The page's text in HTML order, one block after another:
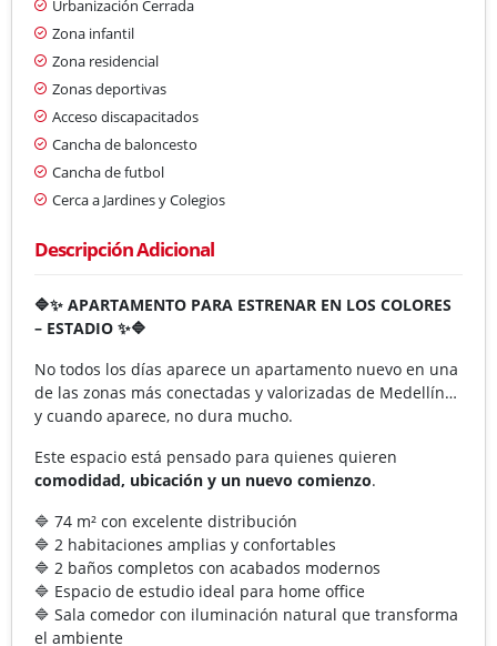
Urbanización Cerrada
Zona infantil
Zona residencial
Zonas deportivas
Acceso discapacitados
Cancha de baloncesto
Cancha de futbol
Cerca a Jardines y Colegios
Descripción Adicional
🔷✨ APARTAMENTO PARA ESTRENAR EN LOS COLORES
– ESTADIO ✨🔷
No todos los días aparece un apartamento nuevo en una
de las zonas más conectadas y valorizadas de Medellín…
y cuando aparece, no dura mucho.
Este espacio está pensado para quienes quieren
comodidad, ubicación y un nuevo comienzo.
🔷 74 m² con excelente distribución
🔷 2 habitaciones amplias y confortables
🔷 2 baños completos con acabados modernos
🔷 Espacio de estudio ideal para home office
🔷 Sala comedor con iluminación natural que transforma
el ambiente